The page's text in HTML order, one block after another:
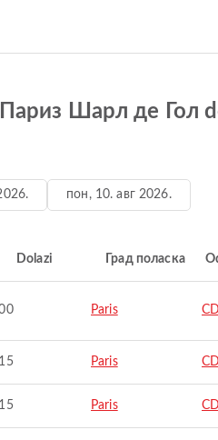
Шарл де Гол
пон, 10. авг 2026.
Dolazi Град поласка
Paris
Paris
Paris